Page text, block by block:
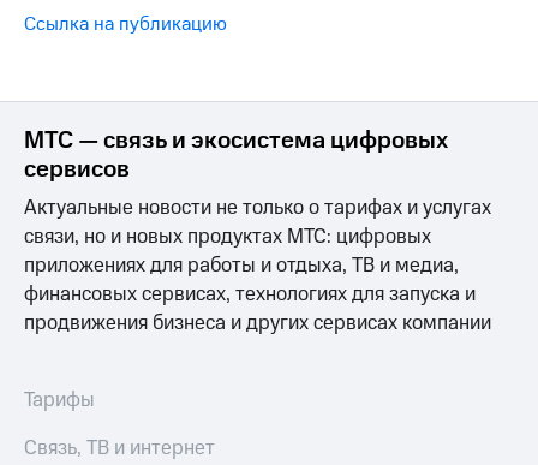
Ссылка на публикацию
МТС — связь и экосистема цифровых
сервисов
Актуальные новости не только о тарифах и услугах
связи, но и новых продуктах МТС: цифровых
приложениях для работы и отдыха, ТВ и медиа,
финансовых сервисах, технологиях для запуска и
продвижения бизнеса и других сервисах компании
Тарифы
Связь, ТВ и интернет